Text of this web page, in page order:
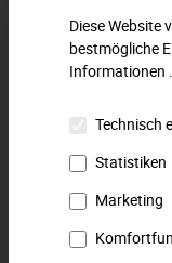
Beschreibung
Neue Zangen
den wichtigst…Mehr
Diese Website
bestmögliche
Informationen ...
Technisch
Statistiken
Marketing